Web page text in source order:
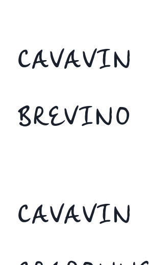
CAVAVIN
BREVINO
CAVAVIN